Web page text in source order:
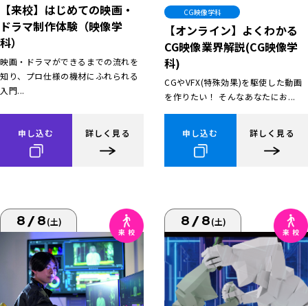
【来校】はじめての映画・
ドラマ制作体験（映像学
科）
映画・ドラマができるまでの流れを
知り、プロ仕様の機材にふれられる
入門...
申し込む 詳しく見る
CG映像学科
【オンライン】よくわかる
CG映像業界解説(CG映像学
科)
CGやVFX(特殊効果)を駆使した動画
を作りたい！ そんなあなたにお...
申し込む 詳しく見る
8/8(土) 8/8(土)